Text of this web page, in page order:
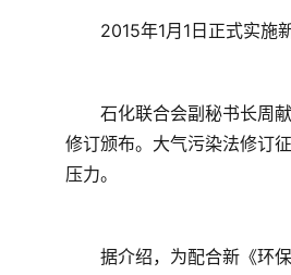
2015年1月1日正式实施新
石化联合会副秘书长周献
修订颁布。大气污染法修订
压力。
据介绍，为配合新《环保